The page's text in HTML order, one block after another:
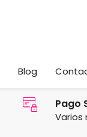
Blog
Pago